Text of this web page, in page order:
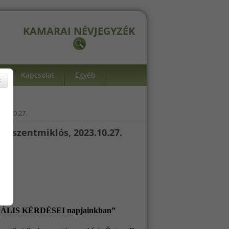
KAMARAI NÉVJEGYZÉK
Kapcsolat Egyéb
2023.10.27.
KÉRDÉSEI napjainkban”